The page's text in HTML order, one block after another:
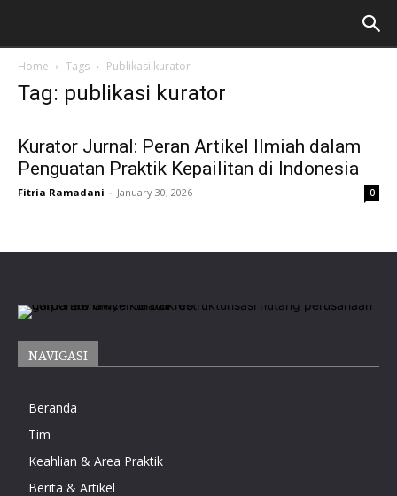
Home Tags Publikasi kurator
Tag: publikasi kurator
Kurator Jurnal: Peran Artikel Ilmiah dalam
Penguatan Praktik Kepailitan di Indonesia
Fitria Ramadani - January 30, 2026 0
NAVIGASI
Beranda
Tim
Keahlian & Area Praktik
Berita & Artikel